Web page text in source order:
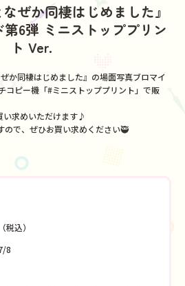
ぜか同棲はじめました』
6弾 ミニストッププリン
ト Ver.
か同棲はじめました』の場面写真ブロマイ
コピー機「#ミニストッププリント」で販
い求めいただけます♪
で、ぜひお買い求めください🥷
税込）
8